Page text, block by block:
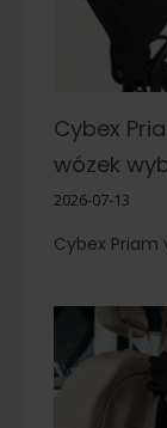
Cybex
wózek
2026-07-13
Cybex Priam